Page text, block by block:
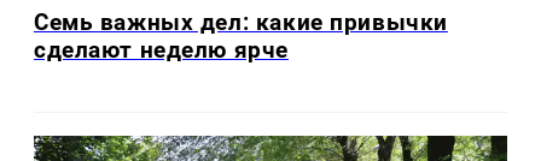
Семь важных дел: какие привычки
сделают неделю ярче